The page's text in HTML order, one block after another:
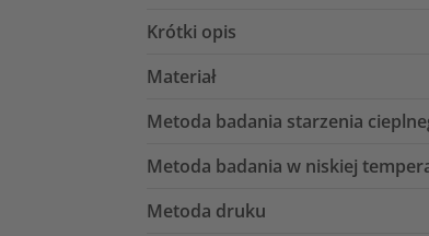
Krótki opis
Materiał
Metoda badania starzenia
Metoda badania w niskiej
Metoda druku